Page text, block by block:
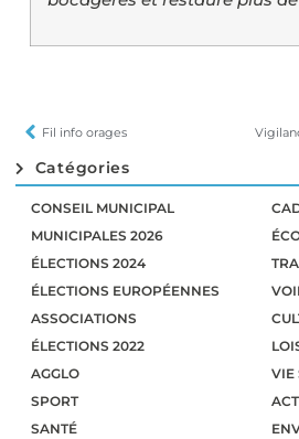
Fil info orages
Catégories
CONSEIL MUNICIPAL
MUNICIPALES 2026
ÉLECTIONS 2024
ÉLECTIONS EUROPÉENNES
ASSOCIATIONS
ÉLECTIONS 2022
AGGLO
SPORT
SANTÉ
VIE